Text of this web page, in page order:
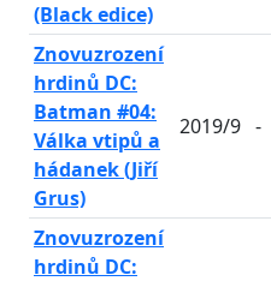
(Black edice)
Znovuzrození
hrdinů DC:
Batman #04:
Válka vtipů a
hádanek (Jiří
Grus)
2019/9 -
Znovuzrození
hrdinů DC: